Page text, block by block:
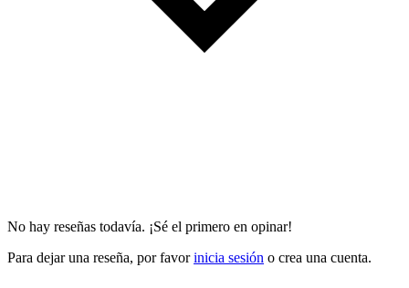
No hay reseñas todavía. ¡Sé el primero en opinar!
Para dejar una reseña, por favorinicia sesión o crea una cuenta.